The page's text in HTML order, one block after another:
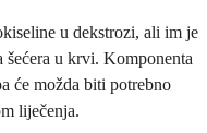
u dekstrozi, ali im je
u krvi. Komponenta
će možda biti potrebno
liječenja.